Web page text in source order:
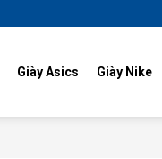
Giày Asics Giày Nike